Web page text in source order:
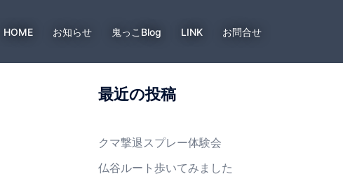
HOME お知らせ 鬼っこBlog LINK お問合せ
最近の投稿
クマ撃退スプレー体験会
仏谷ルート歩いてみました